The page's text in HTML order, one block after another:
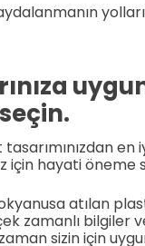
en
için hayati öneme
atılan
zamanlı bilgiler
sizin için